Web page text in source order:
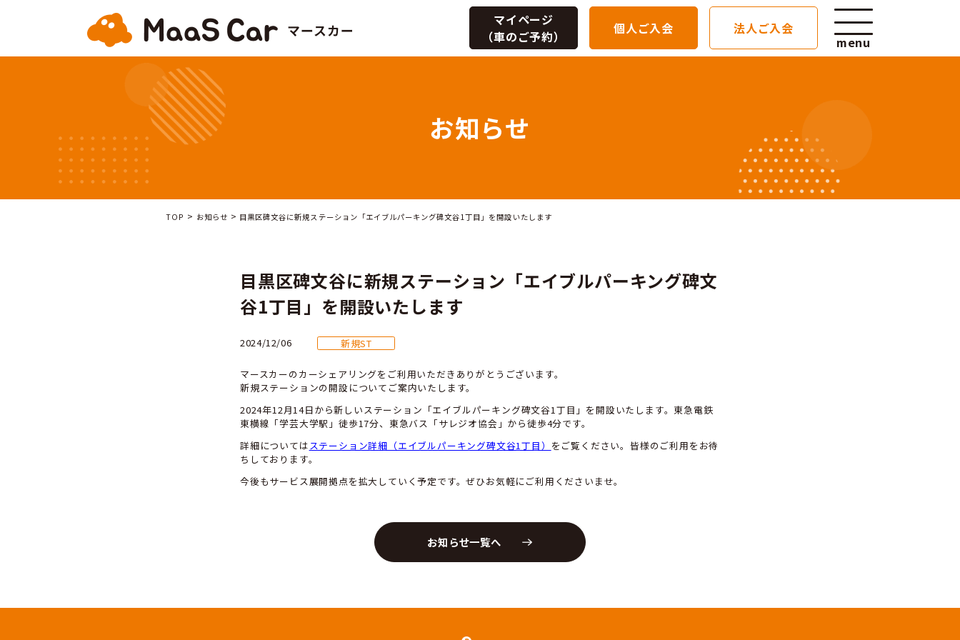
マイページ
（車のご予約）
個人ご入会
法人ご入会
menu
お知らせ >目黒区碑文谷に新規ステーション「エイブルパーキング碑文谷1丁目」を開設いたします
目黒区碑文谷に新規ステーション「エイブルパーキング碑文
谷1丁目」を開設いたします
2024/12/06 新規ST
マースカーのカーシェアリングをご利用いただきありがとうございます。
新規ステーションの開設についてご案内いたします。
東横線「学芸大学駅」徒歩17分、東急バス「サレジオ協会」から徒歩4分です。
詳細についてはステーション詳細（エイブルパーキング碑文谷1丁目）